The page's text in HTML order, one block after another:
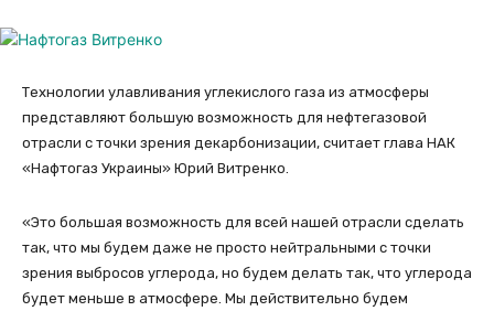
Технологии улавливания углекислого газа из атмосферы
представляют большую возможность для нефтегазовой
отрасли с точки зрения декарбонизации, считает глава НАК
«Нафтогаз Украины» Юрий Витренко.
«Это большая возможность для всей нашей отрасли сделать
так, что мы будем даже не просто нейтральными с точки
зрения выбросов углерода, но будем делать так, что углерода
будет меньше в атмосфере. Мы действительно будем